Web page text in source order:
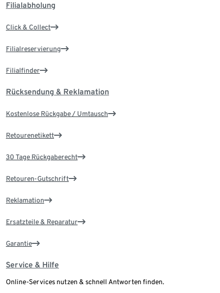
Filialabholung
Click & Collect
Filialreservierung
Filialfinder
Rücksendung & Reklamation
Kostenlose Rückgabe / Umtausch
Retourenetikett
30 Tage Rückgaberecht
Retouren-Gutschrift
Reklamation
Ersatzteile & Reparatur
Garantie
Service & Hilfe
Online-Services nutzen & schnell Antworten finden.